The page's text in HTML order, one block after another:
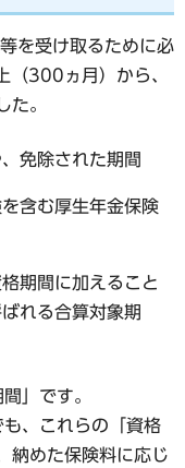
を受け取るために必
（300ヵ月）から、
。
免除された期間
含む厚生年金保険
期間に加えること
れる合算対象期
」です。
、これらの「資格
納めた保険料に応じ